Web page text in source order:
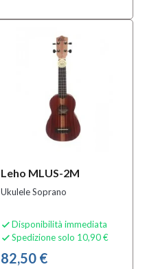
Leho MLUS-2M
Ukulele Soprano
 Disponibilità immediata
 Spedizione solo 10,90 €
82,50 €